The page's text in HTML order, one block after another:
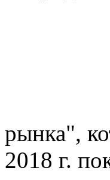
рынка",
2018 г.